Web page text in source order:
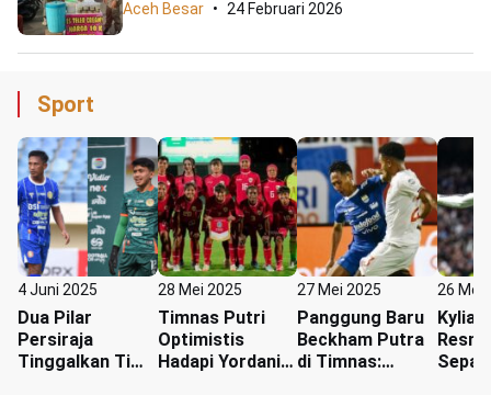
Aceh Besar 24 Februari 2026
Sport
4 Juni 2025
Dua Pilar
Persiraja
Tinggalkan Tim,
28 Mei 2025
Timnas Putri
Optimistis
Hadapi Yordania,
27 Mei 2025
Panggung Baru
Beckham Putra
di Timnas:
26 Mei